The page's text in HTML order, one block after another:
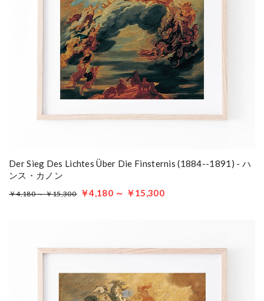
Der Sieg Des Lichtes Über Die Finsternis (1884--1891) - ハ
ンス・カノン
￥4,180 ～ ￥15,300 ￥4,180 ～ ￥15,300